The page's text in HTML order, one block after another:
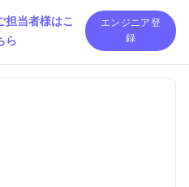
担当者様はこ
ら
エンジニア登
録